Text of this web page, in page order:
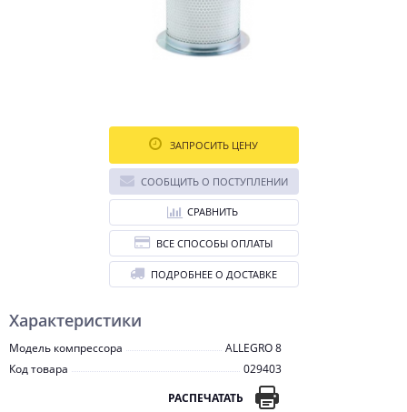
Характеристики
Модель компрессора
ALLEGRO 8
Код товара
029403
РАСПЕЧАТАТЬ
ЗАПРОСИТЬ ЦЕНУ
СООБЩИТЬ О ПОСТУПЛЕНИИ
СРАВНИТЬ
ВСЕ СПОСОБЫ ОПЛАТЫ
ПОДРОБНЕЕ О ДОСТАВКЕ